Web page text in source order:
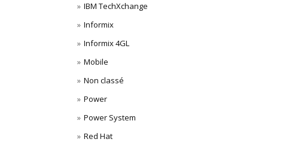
IBM TechXchange
Informix
Informix 4GL
Mobile
Non classé
Power
Power System
Red Hat